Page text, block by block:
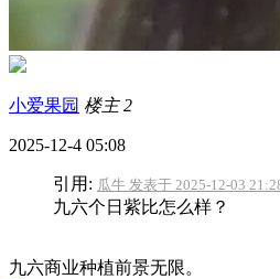
小爱果园 楼主 2
2025-12-4 05:08
引用: 瓜牛 发表于 2025-12-03
九六个日紫比怎么样？
九六商业种植前景无限。